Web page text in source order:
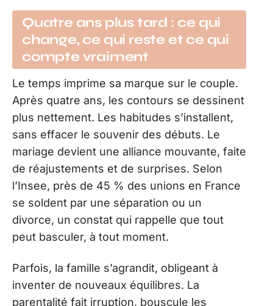
Quatre ans plus tard : ce qui
change, ce qui reste et ce qui
compte vraiment
Le temps imprime sa marque sur le couple.
Après quatre ans, les contours se dessinent
plus nettement. Les habitudes s’installent,
sans effacer le souvenir des débuts. Le
mariage devient une alliance mouvante, faite
de réajustements et de surprises. Selon
l’Insee, près de 45 % des unions en France
se soldent par une séparation ou un
divorce, un constat qui rappelle que tout
peut basculer, à tout moment.
Parfois, la famille s’agrandit, obligeant à
inventer de nouveaux équilibres. La
parentalité fait irruption, bouscule les